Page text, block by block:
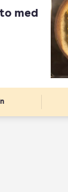
med